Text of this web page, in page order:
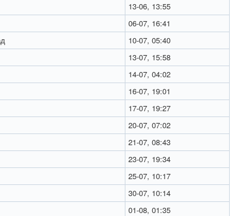
13-06, 13:55
06-07, 16:41
10-07, 05:40
13-07, 15:58
14-07, 04:02
16-07, 19:01
17-07, 19:27
20-07, 07:02
21-07, 08:43
23-07, 19:34
25-07, 10:17
30-07, 10:14
01-08, 01:35